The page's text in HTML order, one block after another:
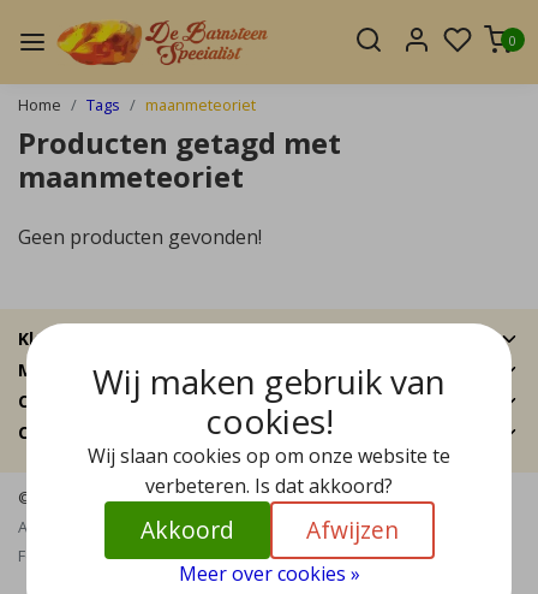
0
Home Tags maanmeteoriet
Producten getagd met
maanmeteoriet
Geen producten gevonden!
Klantenservice
Mijn account
Categorieën
Contactgegevens
© Copyright 2026 - De Barnsteen Specialist | RealisatieInStijl Media
Algemene voorwaarden|Disclaimer Privacy Policy|
Feed
Wij maken gebruik van
cookies!
Wij slaan cookies op om onze website te
verbeteren. Is dat akkoord?
Akkoord Afwijzen
Meer over cookies »